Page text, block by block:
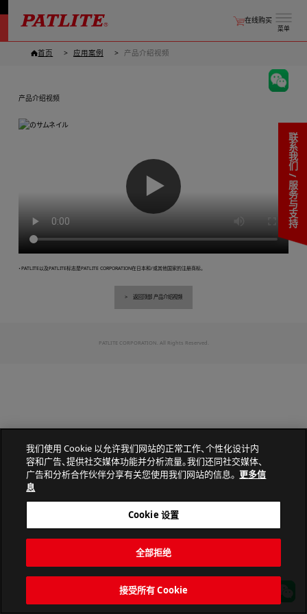
菜单
在线购买
联系我们 / 服务与支持
首页 应用案例 产品介绍视频
产品介绍视频
▶
・PATLITE以及PATLITE标志是PATLITE CORPORATION在日本和/或其他国家的注册商标。
返回顶部 产品介绍视频
PATLITE CORPORATION. All Rights Reserved.
我们使用 Cookie 以允许我们网站的正常工作、个性化设计内
容和广告、提供社交媒体功能并分析流量。我们还同社交媒体、
广告和分析合作伙伴分享有关您使用我们网站的信息。 更多信
息
Cookie 设置
全部拒绝
接受所有 Cookie